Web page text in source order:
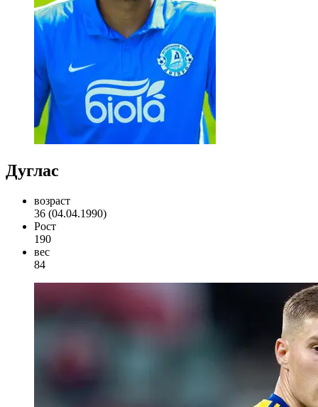
Дуглас
возраст
36 (04.04.1990)
Рост
190
вес
84